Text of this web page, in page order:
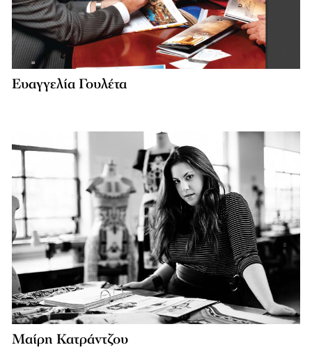
Ευαγγελία Γουλέτα
Μαίρη Κατράντζου